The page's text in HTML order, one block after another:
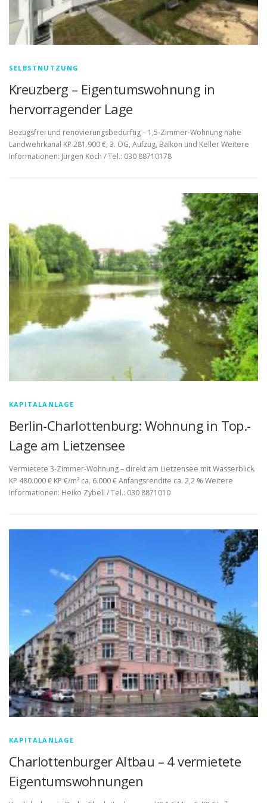
SELBSTNUTZUNG
Kreuzberg – Eigentumswohnung in
hervorragender Lage
Bezugsfrei und renovierungsbedürftig – 1,5-Zimmer-Wohnung nahe
Landwehrkanal KP 281.900 €, 3. OG, Aufzug, Balkon und Keller Weitere
Informationen: Jürgen Koch / Tel.: 030 88710178
KAPITALANLAGE
Berlin-Charlottenburg: Wohnung in Top.-
Lage am Lietzensee
Vermietete 3-Zimmer-Wohnung – direkt am Lietzensee mit Wasserblick.
KP 480.000 € KP €/m² ca. 6.000 € Anfangsrendite ca. 2,2 % Weitere
Informationen: Heiko Zybell / Tel.: 030 8871010
KAPITALANLAGE
Charlottenburger Altbau – 4 vermietete
Eigentumswohnungen